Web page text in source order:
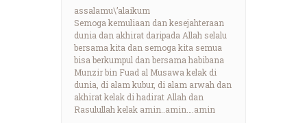
assalamu\’alaikum
Semoga kemuliaan dan kesejahteraan
dunia dan akhirat daripada Allah selalu
bersama kita dan semoga kita semua
bisa berkumpul dan bersama habibana
Munzir bin Fuad al Musawa kelak di
dunia, di alam kubur, di alam arwah dan
akhirat kelak di hadirat Allah dan
Rasulullah kelak amin..amin….amin